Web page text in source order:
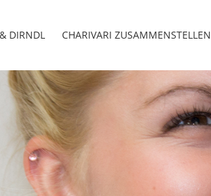
DIRNDL CHARIVARI ZUSAMMENSTELLEN